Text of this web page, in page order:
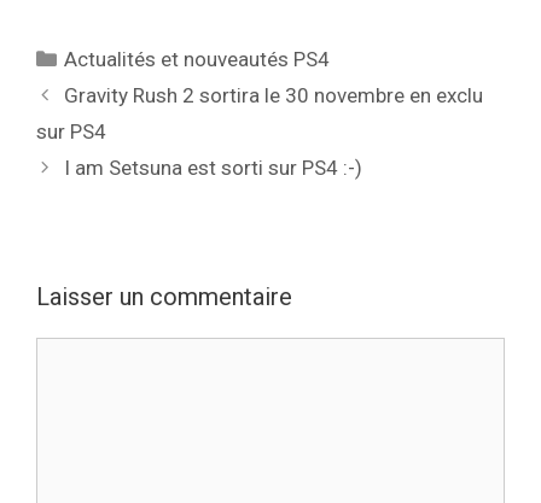
Catégories
Actualités et nouveautés PS4
Gravity Rush 2 sortira le 30 novembre en exclu
sur PS4
I am Setsuna est sorti sur PS4 :-)
Laisser un commentaire